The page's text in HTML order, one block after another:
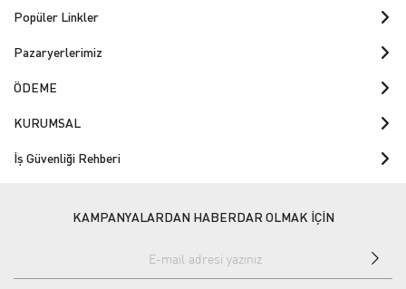
Popüler Linkler
Pazaryerlerimiz
ÖDEME
KURUMSAL
İş Güvenliği Rehberi
KAMPANYALARDAN HABERDAR OLMAK İÇİN